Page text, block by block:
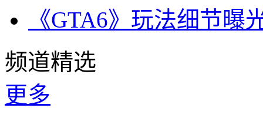
《GTA6》玩法细节
频道精选
更多